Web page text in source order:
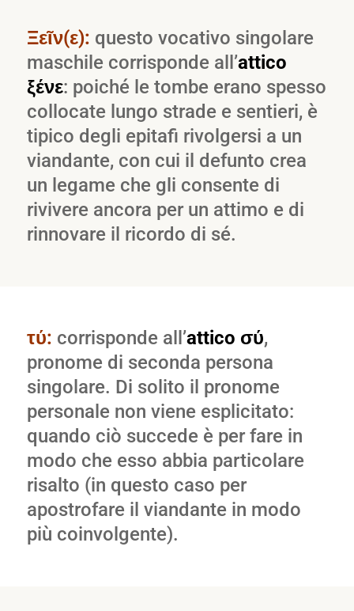
Ξεῖν(ε): questo vocativo singolare
maschile corrisponde all’attico
ξένε: poiché le tombe erano spesso
collocate lungo strade e sentieri, è
tipico degli epitafi rivolgersi a un
viandante, con cui il defunto crea
un legame che gli consente di
rivivere ancora per un attimo e di
rinnovare il ricordo di sé.
τύ: corrisponde all’attico σύ,
pronome di seconda persona
singolare. Di solito il pronome
personale non viene esplicitato:
quando ciò succede è per fare in
modo che esso abbia particolare
risalto (in questo caso per
apostrofare il viandante in modo
più coinvolgente).